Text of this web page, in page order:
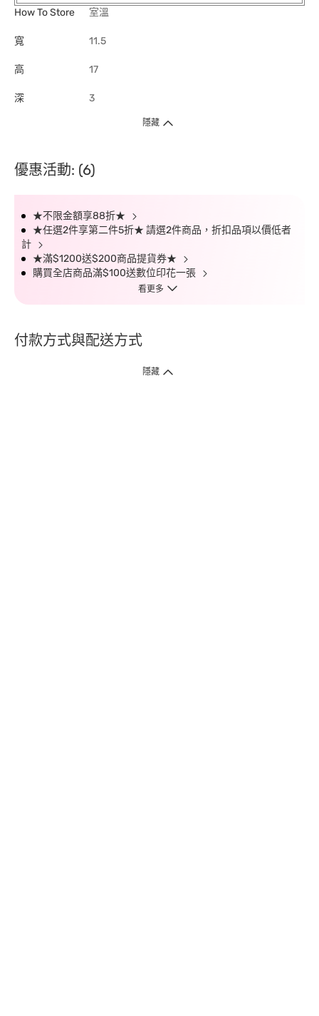
How To Store
室溫
寬 11.5
高 17
深 3
隱藏
優惠活動: (6)
★不限金額享88折★
★任選2件享第二件5折★ 請選2件商品，折扣品項以價低者
計
★滿$1200送$200商品提貨券★
購買全店商品滿$100送數位印花一張
看更多
付款方式與配送方式
隱藏